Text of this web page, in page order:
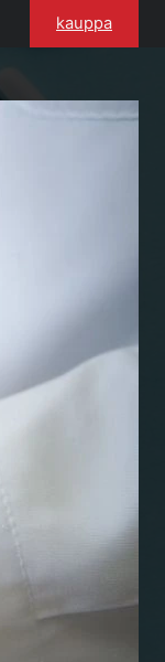
kauppa